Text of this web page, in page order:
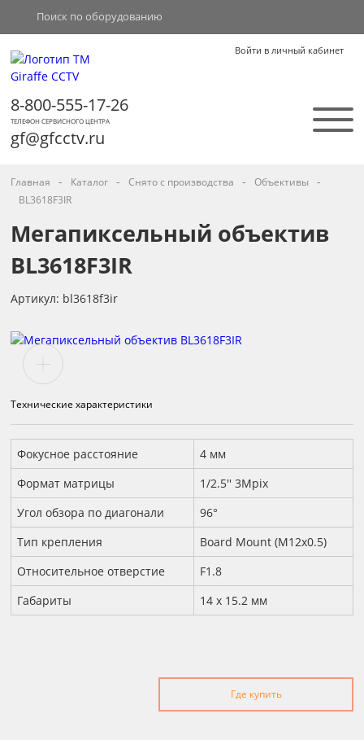
Войти в личный кабинет
8-800-555-17-26
ТЕЛЕФОН СЕРВИСНОГО ЦЕНТРА
gf@gfcctv.ru
Главная - Каталог - Снято с производства - Объективы -
BL3618F3IR
Мегапиксельный объектив
BL3618F3IR
Артикул: bl3618f3ir
Технические характеристики
Технические характеристики
Фокусное расстояние
4 мм
Формат матрицы
1/2.5'' 3Mpix
Угол обзора по диагонали
96°
Тип крепления
Board Mount (M12x0.5)
Относительное отверстие
F1.8
Габариты
14 x 15.2 мм
Где купить